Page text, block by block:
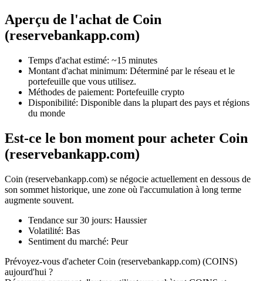
Futures COIN-M
Contrats à terme sur crypto-monnaie
TradFi
Produits dérivés sur actions, forex, métaux précieux et matières
premières
Futures USDC
Aperçu de l'achat de Coin
(reservebankapp.com)
Temps d'achat estimé: ~15 minutes
Montant d'achat minimum: Déterminé par le réseau et le
portefeuille que vous utilisez.
Méthodes de paiement: Portefeuille crypto
Disponibilité: Disponible dans la plupart des pays et régions
du monde
Est-ce le bon moment pour acheter Coin
(reservebankapp.com)
Coin (reservebankapp.com) se négocie actuellement en dessous de
son sommet historique, une zone où l'accumulation à long terme
augmente souvent.
Tendance sur 30 jours: Haussier
Volatilité: Bas
Sentiment du marché: Peur
Prévoyez-vous d'acheter Coin (reservebankapp.com) (COINS)
aujourd'hui ?